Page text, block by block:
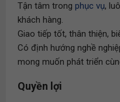
Tận tâm trong phục vụ,
khách hàng.
Giao tiếp tốt, thân thiện,
Có định hướng nghề
mong muốn phát triển
Quyền lợi